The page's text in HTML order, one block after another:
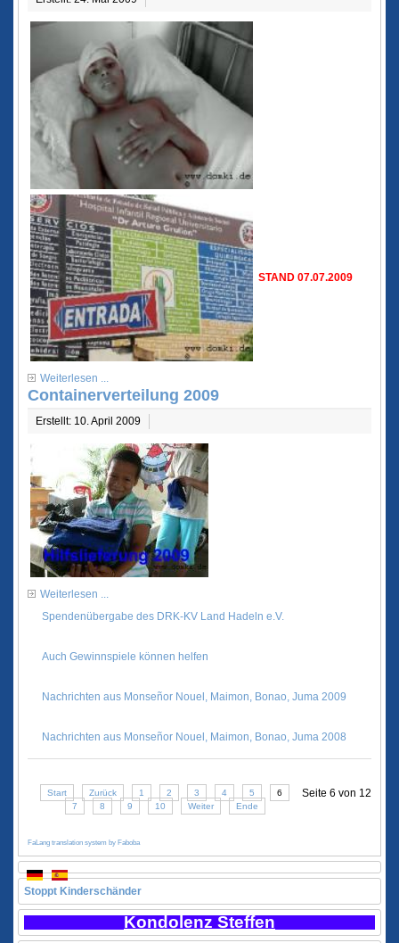
STAND 07.07.2009
Weiterlesen ...
Containerverteilung 2009
Erstellt: 10. April 2009
Weiterlesen ...
Spendenübergabe des DRK-KV Land Hadeln e.V.
Auch Gewinnspiele können helfen
Nachrichten aus Monseñor Nouel, Maimon, Bonao, Juma 2009
Nachrichten aus Monseñor Nouel, Maimon, Bonao, Juma 2008
Seite 6 von 12
Start Zurück 1 2 3 4 5
6
7
8 9 10 Weiter Ende
FaLang translation system by Faboba
Stoppt Kinderschänder
Kondolenz Steffen